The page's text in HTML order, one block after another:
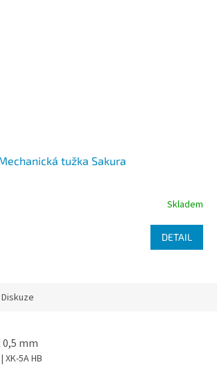
tužka Sakura
Skladem
DETAIL
Diskuze
mm
| XK-5A HB